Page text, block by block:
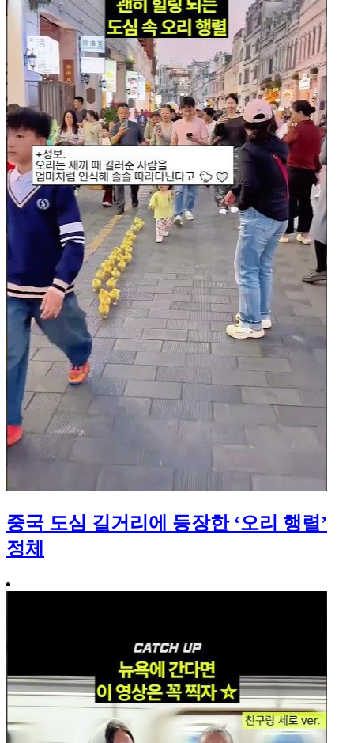
중국 도심 길거리에 등장한 ‘오리 행렬’
정체